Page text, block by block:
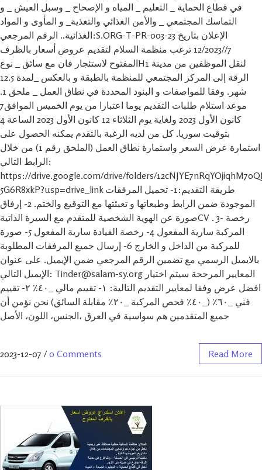
في قطاع الحماية _ التعليم _ المياه و الإصحاح _ وسبل العيش _ و
التماسك المجتمعي _ والأمن الغذائي والتغذية_ و المأوى و المواد
الغذائية.. الرقم المرجعي:S.ORG-T-PR-003-23 الإعلان بتاريخ
7//12/2023 ترغب منظمة السلام لتقديم عروض أسعار بالظرف
المفتوح لاستئجار فان مع سائق _ نوعH1 لنقل الموظفين من مدينة
الرقة إلى المركز المجتمعي للمنظمة بالطبقة و بالعكس _لمدة 12.5
شهر. وفقا للمواصفات و البنود المحددة في نطاق العمل _ ملحق 1.
موعد استلام طلبات التقديم يوما اعتبارا من يوم الخميس الموافق7
كانون الأول 2023 ولغاية يوم الثلاثاء 12 كانون الأول 2023 الساعة 4
بتوقيت سوريا. كل من لديه الرغبة بالتقدم يمكنه الحصول على
استمارة عرض السعر واستمارة نطاق العمل (الملحق رقم 1) من خلال
الرابط التالي:
https://drive.google.com/drive/folders/
5G6R8xkP?usp=drive_link طريقة التقديم:1- تحميل المرفقات
الموجودة ضمن الرابط وطبعاتها و تعبئتها مع التوقيع والختم. 2- إرفاق
صورة عن الهوية الشخصية للمتقدم مع السيرة الذاتيةCV . 3- رخصة
المركبة سارية المفعول 4- رخصة القيادة سارية المفعول 5- صورة
للمركبة من الداخل و الخارج 6- إرسال جميع المرفقات المطلوبة
بالايميل الرسمي مع تضمين الرقم المرجعي ضمن الإيميل. على عنوان
الإيميل التالي: Tinder@salam-sy.org المعايير المرجحة سيتم اختيار
افضل عرض وفقا لمعايير التقديم التالية: ١- تقييم مالي _٤٠٪ ٢- تقييم
فني _٦٠٪ (_٤٠٪ فحص المركبة _٢٠٪ مقابلة السائق) نحن نؤمن أن
جميع المتقدمين هم سواسية في العرق ،الجنس، اللون، الأصل
2023-12-07 / 0 Comments Read More